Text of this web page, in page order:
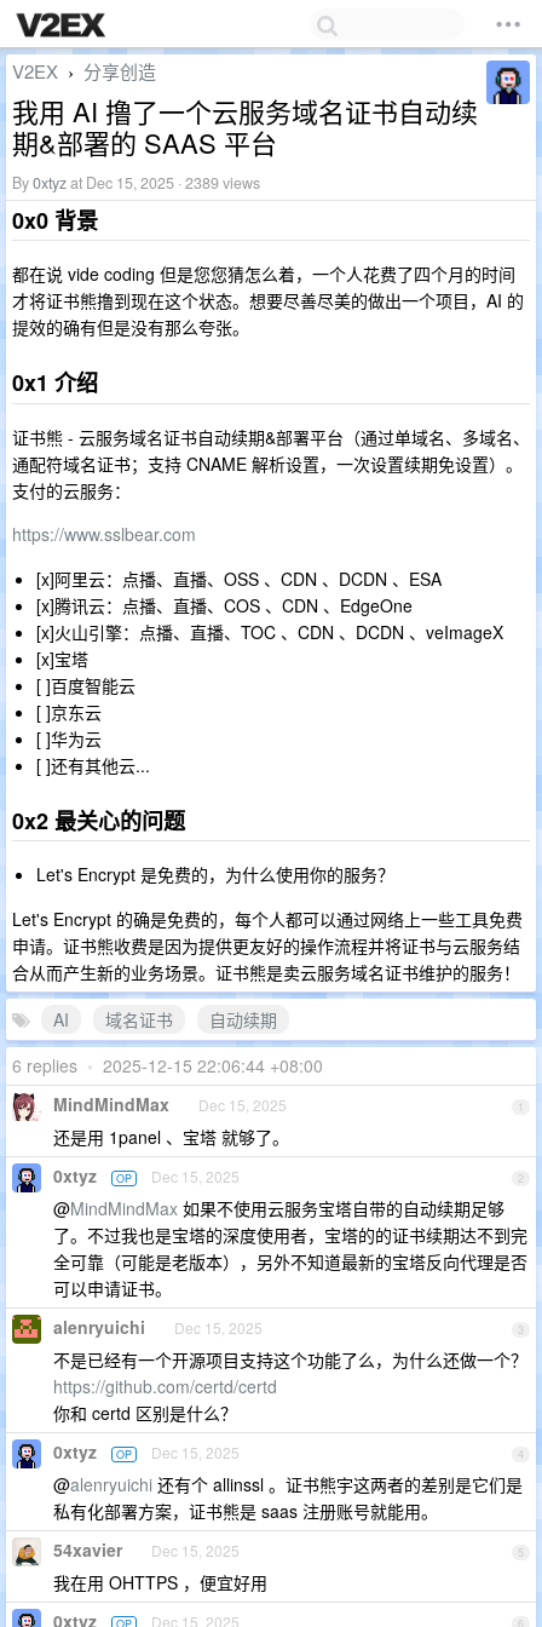
V2EX › 分享创造
我用 AI 撸了一个云服务域名证书自动续
期&部署的 SAAS 平台
By0xtyzat Dec 15, 2025 · 2389 views
0x0 背景
都在说 vide coding 但是您您猜怎么着，一个人花费了四个月的时间
才将证书熊撸到现在这个状态。想要尽善尽美的做出一个项目，AI 的
提效的确有但是没有那么夸张。
0x1 介绍
证书熊 - 云服务域名证书自动续期&部署平台（通过单域名、多域名、
通配符域名证书；支持 CNAME 解析设置，一次设置续期免设置）。
支付的云服务：
https://www.sslbear.com
[x]阿里云：点播、直播、OSS 、CDN 、DCDN 、ESA
[x]腾讯云：点播、直播、COS 、CDN 、EdgeOne
[x]火山引擎：点播、直播、TOC 、CDN 、DCDN 、veImageX
[x]宝塔
[ ]百度智能云
[ ]京东云
[ ]华为云
[ ]还有其他云...
0x2 最关心的问题
Let's Encrypt 是免费的，为什么使用你的服务？
Let's Encrypt 的确是免费的，每个人都可以通过网络上一些工具免费
申请。证书熊收费是因为提供更友好的操作流程并将证书与云服务结
合从而产生新的业务场景。证书熊是卖云服务域名证书维护的服务！
AI
域名证书
自动续期
6 replies • 2025-12-15 22:06:44 +08:00
1
MindMindMax Dec 15, 2025
还是用 1panel 、宝塔 就够了。
2
0xtyz OP Dec 15, 2025
@MindMindMax 如果不使用云服务宝塔自带的自动续期足够
了。不过我也是宝塔的深度使用者，宝塔的的证书续期达不到完
全可靠（可能是老版本），另外不知道最新的宝塔反向代理是否
可以申请证书。
3
alenryuichi Dec 15, 2025
不是已经有一个开源项目支持这个功能了么，为什么还做一个？
https://github.com/certd/certd
你和 certd 区别是什么？
4
0xtyz OP Dec 15, 2025
@alenryuichi 还有个 allinssl 。证书熊宇这两者的差别是它们是
私有化部署方案，证书熊是 saas 注册账号就能用。
5
54xavier Dec 15, 2025
我在用 OHTTPS ，便宜好用
0xtyz Dec 15, 2025